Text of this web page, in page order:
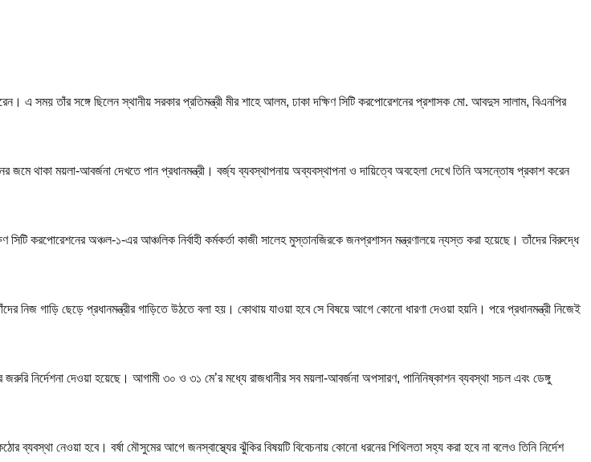
এ সময় তাঁর সঙ্গে ছিলেন স্থানীয় সরকার প্রতিমন্ত্রী মীর শাহে আলম, ঢাকা দক্ষিণ সিটি করপোরেশনের প্রশাসক মো. আবদুস সালাম, বিএনপির
জমে থাকা ময়লা-আবর্জনা দেখতে পান প্রধানমন্ত্রী। বর্জ্য ব্যবস্থাপনায় অব্যবস্থাপনা ও দায়িত্বে অবহেলা দেখে তিনি অসন্তোষ প্রকাশ করেন
সিটি করপোরেশনের অঞ্চল-১-এর আঞ্চলিক নির্বাহী কর্মকর্তা কাজী সালেহ মুস্তানজিরকে জনপ্রশাসন মন্ত্রণালয়ে ন্যস্ত করা হয়েছে। তাঁদের বিরুদ্ধে
নিজ গাড়ি ছেড়ে প্রধানমন্ত্রীর গাড়িতে উঠতে বলা হয়। কোথায় যাওয়া হবে সে বিষয়ে আগে কোনো ধারণা দেওয়া হয়নি। পরে প্রধানমন্ত্রী নিজেই
জরুরি নির্দেশনা দেওয়া হয়েছে। আগামী ৩০ ও ৩১ মে’র মধ্যে রাজধানীর সব ময়লা-আবর্জনা অপসারণ, পানিনিষ্কাশন ব্যবস্থা সচল এবং ডেঙ্গু
ব্যবস্থা নেওয়া হবে। বর্ষা মৌসুমের আগে জনস্বাস্থ্যের ঝুঁকির বিষয়টি বিবেচনায় কোনো ধরনের শিথিলতা সহ্য করা হবে না বলেও তিনি নির্দেশ